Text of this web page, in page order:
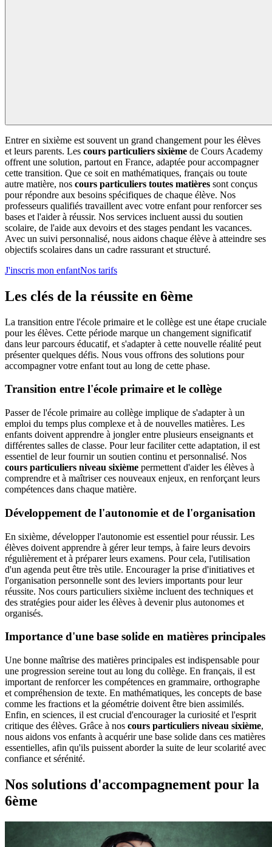
Entrer en sixième est souvent un grand changement pour les élèves
et leurs parents. Les cours particuliers sixième de Cours Academy
offrent une solution, partout en France, adaptée pour accompagner
cette transition. Que ce soit en mathématiques, français ou toute
autre matière, nos cours particuliers toutes matières sont conçus
pour répondre aux besoins spécifiques de chaque élève. Nos
professeurs qualifiés travaillent avec votre enfant pour renforcer ses
bases et l'aider à réussir. Nos services incluent aussi du soutien
scolaire, de l'aide aux devoirs et des stages pendant les vacances.
Avec un suivi personnalisé, nous aidons chaque élève à atteindre ses
objectifs scolaires dans un cadre rassurant et structuré.
J'inscris mon enfantNos tarifs
Les clés de la réussite en 6ème
La transition entre l'école primaire et le collège est une étape cruciale
pour les élèves. Cette période marque un changement significatif
dans leur parcours éducatif, et s'adapter à cette nouvelle réalité peut
présenter quelques défis. Nous vous offrons des solutions pour
accompagner votre enfant tout au long de cette phase.
Transition entre l'école primaire et le collège
Passer de l'école primaire au collège implique de s'adapter à un
emploi du temps plus complexe et à de nouvelles matières. Les
enfants doivent apprendre à jongler entre plusieurs enseignants et
différentes salles de classe. Pour leur faciliter cette adaptation, il est
essentiel de leur fournir un soutien continu et personnalisé. Nos
cours particuliers niveau sixième permettent d'aider les élèves à
comprendre et à maîtriser ces nouveaux enjeux, en renforçant leurs
compétences dans chaque matière.
Développement de l'autonomie et de l'organisation
En sixième, développer l'autonomie est essentiel pour réussir. Les
élèves doivent apprendre à gérer leur temps, à faire leurs devoirs
régulièrement et à préparer leurs examens. Pour cela, l'utilisation
d'un agenda peut être très utile. Encourager la prise d'initiatives et
l'organisation personnelle sont des leviers importants pour leur
réussite. Nos cours particuliers sixième incluent des techniques et
des stratégies pour aider les élèves à devenir plus autonomes et
organisés.
Importance d'une base solide en matières principales
Une bonne maîtrise des matières principales est indispensable pour
une progression sereine tout au long du collège. En français, il est
important de renforcer les compétences en grammaire, orthographe
et compréhension de texte. En mathématiques, les concepts de base
comme les fractions et la géométrie doivent être bien assimilés.
Enfin, en sciences, il est crucial d'encourager la curiosité et l'esprit
critique des élèves. Grâce à nos cours particuliers niveau sixième,
nous aidons vos enfants à acquérir une base solide dans ces matières
essentielles, afin qu'ils puissent aborder la suite de leur scolarité avec
confiance et sérénité.
Nos solutions d'accompagnement pour la
6ème